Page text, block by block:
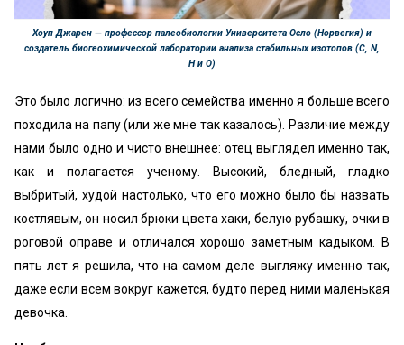
Хоуп Джарен — профессор палеобиологии Университета Осло (Норвегия) и
создатель биогеохимической лаборатории анализа стабильных изотопов (C, N,
H и O)
Это было логично: из всего семейства именно я больше всего
походила на папу (или же мне так казалось). Различие между
нами было одно и чисто внешнее: отец выглядел именно так,
как и полагается ученому. Высокий, бледный, гладко
выбритый, худой настолько, что его можно было бы назвать
костлявым, он носил брюки цвета хаки, белую рубашку, очки в
роговой оправе и отличался хорошо заметным кадыком. В
пять лет я решила, что на самом деле выгляжу именно так,
даже если всем вокруг кажется, будто перед ними маленькая
девочка.